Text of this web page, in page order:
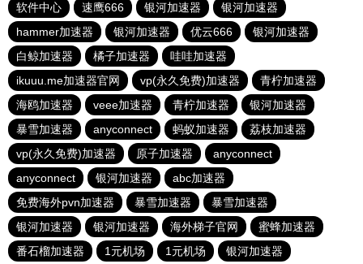
软件中心
速鹰666 银河加速器
银河加速器
hammer加速器
银河加速器 优云666
银河加速器
白鲸加速器
橘子加速器
哇哇加速器
ikuuu.me加速器官网
vp(永久免费)加速器
青柠加速器
海鸥加速器
veee加速器 青柠加速器
银河加速器
暴雪加速器
anyconnect 蚂蚁加速器
荔枝加速器
vp(永久免费)加速器
原子加速器
anyconnect
anyconnect
银河加速器
abc加速器
免费海外pvn加速器
暴雪加速器
暴雪加速器
银河加速器
银河加速器 海外梯子官网
蜜蜂加速器
番石榴加速器
1元机场 1元机场 银河加速器